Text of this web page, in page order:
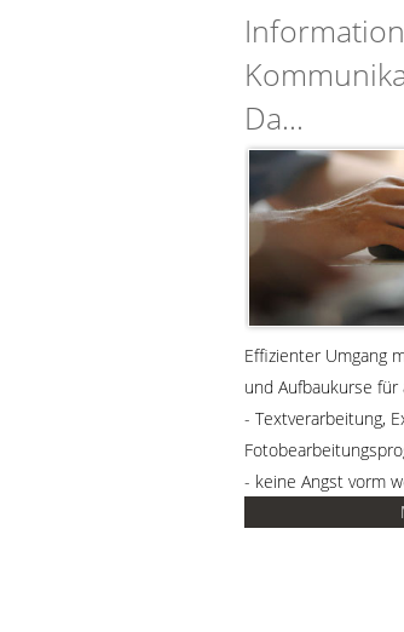
Da...
Effizienter Umgang
und Aufbaukurse
- Textverarbeitung,
- keine Angst vorm